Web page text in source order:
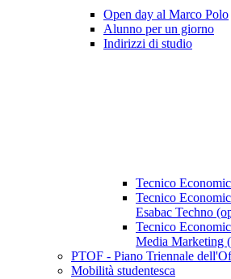
Open day al Marco Polo
Alunno per un giorno
Indirizzi di studio
Tecnico
Tecnico
Esabac Techno
Tecnico
Media Marketing
PTOF - Piano Triennale
Mobilità studentesca